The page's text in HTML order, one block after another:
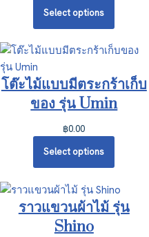
Select options
โต๊ะไม้แบบมีตระกร้าเก็บ
ของ รุ่น Umin
฿0.00
Select options
ราวแขวนผ้าไม้ รุ่น
Shino